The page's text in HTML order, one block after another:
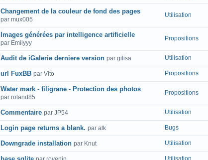
Changement de la couleur de fond des pages
par mux005
Utilisation
Images générées par intelligence artificielle
par Emilyyy
Propositions
Audit de iGalerie derniere version par gilisa Utilisation
url FuxBB par Vito Propositions
Water mark - filigrane - Protection des photos
par roland85
Propositions
Commentaire par JP54 Utilisation
Login page returns a blank. par alk Bugs
Downgrade installation par Knut Utilisation
Utilisation